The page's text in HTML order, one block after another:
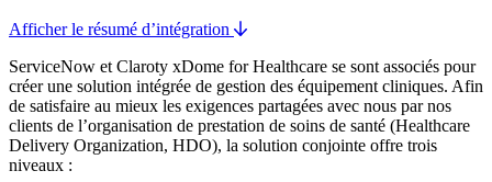
Afficher le résumé d’intégration
ServiceNow et Claroty xDome for Healthcare se sont associés pour
créer une solution intégrée de gestion des équipement cliniques. Afin
de satisfaire au mieux les exigences partagées avec nous par nos
clients de l’organisation de prestation de soins de santé (Healthcare
Delivery Organization, HDO), la solution conjointe offre trois
niveaux :